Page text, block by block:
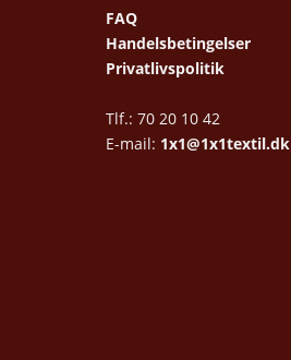
FAQ
Handelsbetingelser
Privatlivspolitik
Tlf.: 70 20 10 42
E-mail: 1x1@1x1textil.dk